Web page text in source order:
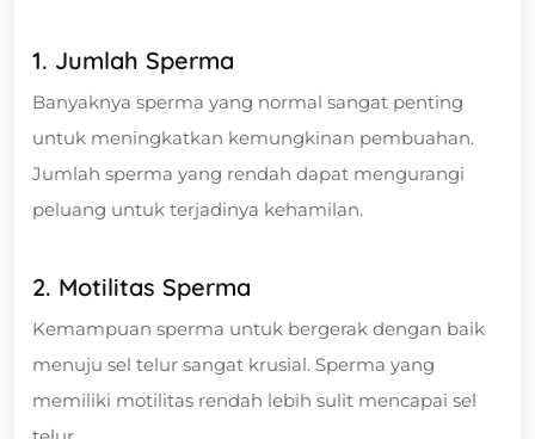
1. Jumlah Sperma
Banyaknya sperma yang normal sangat penting
untuk meningkatkan kemungkinan pembuahan.
Jumlah sperma yang rendah dapat mengurangi
peluang untuk terjadinya kehamilan.
2. Motilitas Sperma
Kemampuan sperma untuk bergerak dengan baik
menuju sel telur sangat krusial. Sperma yang
memiliki motilitas rendah lebih sulit mencapai sel